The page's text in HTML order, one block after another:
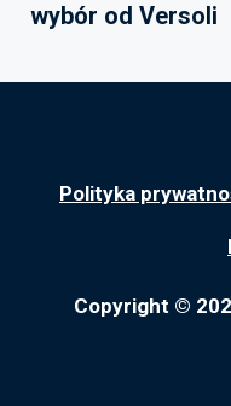
wybór od Versoli
Polityka
Copyright ©